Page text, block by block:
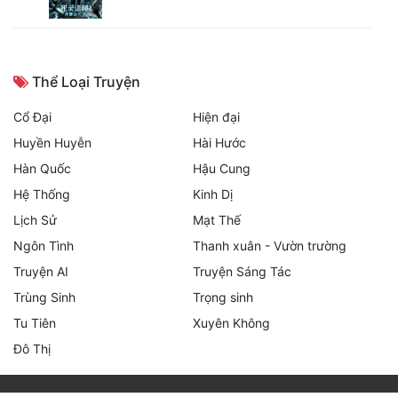
Thể Loại Truyện
Cổ Đại
Hiện đại
Huyền Huyễn
Hài Hước
Hàn Quốc
Hậu Cung
Hệ Thống
Kinh Dị
Lịch Sử
Mạt Thế
Ngôn Tình
Thanh xuân - Vườn trường
Truyện AI
Truyện Sáng Tác
Trùng Sinh
Trọng sinh
Tu Tiên
Xuyên Không
Đô Thị